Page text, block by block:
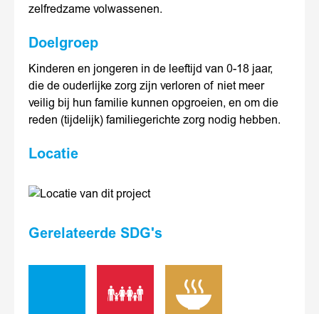
zelfredzame volwassenen.
Doelgroep
Kinderen en jongeren in de leeftijd van 0-18 jaar,
die de ouderlijke zorg zijn verloren of niet meer
veilig bij hun familie kunnen opgroeien, en om die
reden (tijdelijk) familiegerichte zorg nodig hebben.
Locatie
Gerelateerde SDG's